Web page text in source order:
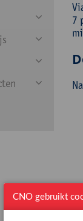
7
CNO gebruikt